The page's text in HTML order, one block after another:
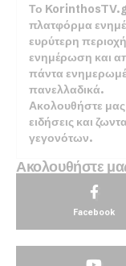
Το KorinthosTV.gr
πλατφόρμα
ευρύτερη
ενημέρωση και
πάντα
πανελλαδικά.
Ακολουθήστε
ειδήσεις και
γεγονότων.
Ακολουθήστε
Facebook